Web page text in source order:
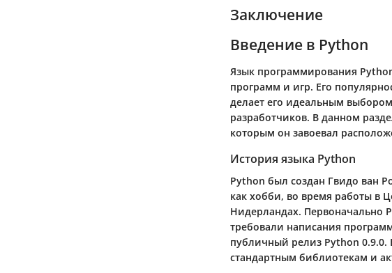
Заключение
Введение в Python
Язык программирования
программ и игр. Его
делает его идеальным
разработчиков. В данном
которым он завоевал
История языка Python
Python был создан Гвидо ван
как хобби, во время работы в
Нидерландах. Первоначально
требовали написания
публичный релиз Python 0.9.0.
стандартным библиотекам и